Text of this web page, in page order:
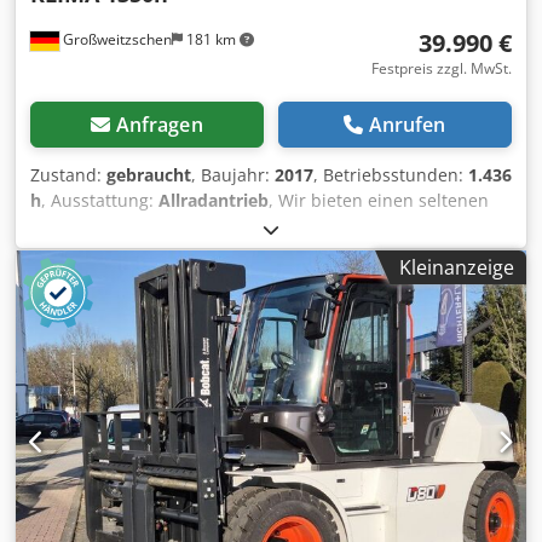
Großweitzschen 181 km 39.990 €
Festpreis zzgl. MwSt.
Anfragen Anrufen
Zustand: gebraucht, Baujahr: 2017, Betriebsstunden: 1.436
h, Ausstattung: Allradantrieb, Wir bieten einen seltenen
E85, keine Vermietung aus einem kleinem Baubetrieb
Klimaanlage * VERSTELLAUSLEGER mit ZANGE/FINGER *
hyd. Grabenräumschaufel optional lieferbar, vorrätig zum
fairen Aufpreis * aus kleinem Baubetrieb * deutsche
Ausführung * nur 1350 Betriebs-h * Gummiketten * große
Inspektion in 2025 bei BOBCAT * 44 KW Diesel Motor
Hersteller Yanmar * Verrohrung für zusätzliche
Anbauwerkzeuge * Schnellwechselvorrichtung *
Zusatzscheinwerfer Csdpfxezr Avvs Adhjrf * sehr
gepflegter Zustand ----Wir sind eine KFZ und
Baumaschinen Meisterwerkstatt, unverbindlichs
Maschinenangebot, finanzierung, Inzahlungnahme,
Mietkauf von Fahrzeugen aller Art möglich----
Kleinanzeige